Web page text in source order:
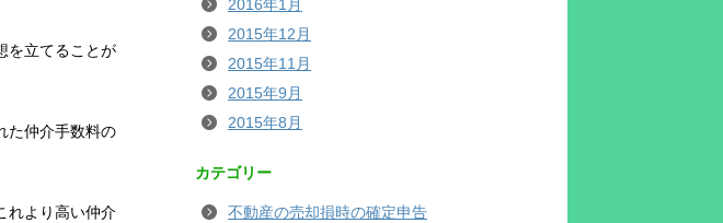
を立てることが
た仲介手数料の
れより高い仲介
2016年1月
2015年12月
2015年11月
2015年9月
2015年8月
カテゴリー
不動産の売却損時の確定申告